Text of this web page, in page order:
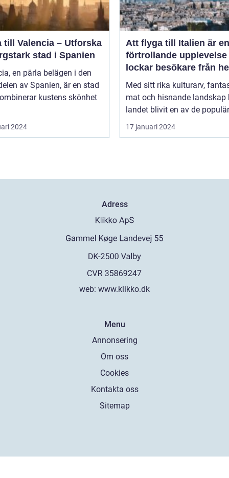
till Valencia – Utforska
stad i Spanien
en pärla belägen i den
av Spanien, är en stad
kustens skönhet
2024
Att flyga till Italien är en
förtrollande upplevelse
lockar besökare från
världen
Med sitt rika kulturarv,
mat och hisnande landskap
landet blivit en av de
17 januari 2024
Adress
web: www.klikko.dk
Menu
Annonsering
Om oss
Cookies
Kontakta oss
Sitemap